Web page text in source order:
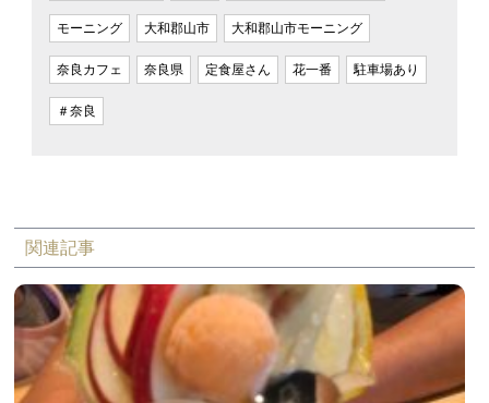
モーニング 大和郡山市 大和郡山市モーニング
奈良カフェ 奈良県 定食屋さん 花一番 駐車場あり
＃奈良
関連記事